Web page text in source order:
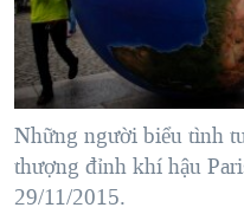
"Tìm"NGƯỜI VIỆT HẢI NGOẠI
ĐỜI SỐNG
KINH TẾ
KHOA HỌC
SỨC KHOẺ
TẠI
HÀNH TRÌNH BẦU CỬ
MỘT NĂM CHIẾN
GIẢI MÃ VÀNH ĐAI &
NGÀY TỊ NẠN THẾ GIỚI
VIDEO
NGHE
MẠNG XÃ HỘI
Những người biểu tình
thượng đỉnh khí hậu
29/11/2015.